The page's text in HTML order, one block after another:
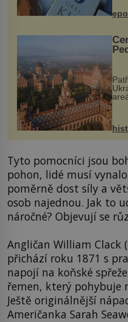
na
Tyto pomocníci jsou
pohon, lidé musí
poměrně dost síly a
osob najednou. Jak to
náročné? Objevují se
Angličan William Clack
přichází roku 1871 s
napojí na koňské
řemen, který pohybuje
Ještě originálnější
Američanka Sarah